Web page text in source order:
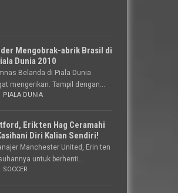
Mengobrak-abrik Brasil di
Dunia 2010
Belanda di Piala Dunia
mengerikan. Tampil dengan...
PIALA DUNIA
Erik ten Hag Ceramahi
Diri Kalian Sendiri!
Manchester United, Erin ten
untuk berhenti...
SOCCER